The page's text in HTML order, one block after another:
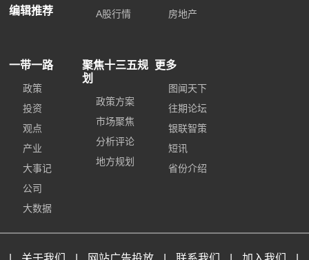
编辑推荐 A股行情
房地产
一带一路
政策
投资
观点
产业
大事记
公司
大数据
聚焦十三五规
划
政策方案
市场聚焦
分析评论
地方规划
更多
图闻天下
往期论坛
银联智策
短讯
省份介绍